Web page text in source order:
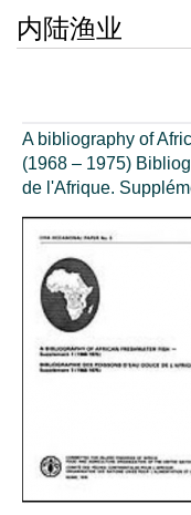
内陆渔业
A bibliography of
(1968 – 1975)
de l'Afrique.